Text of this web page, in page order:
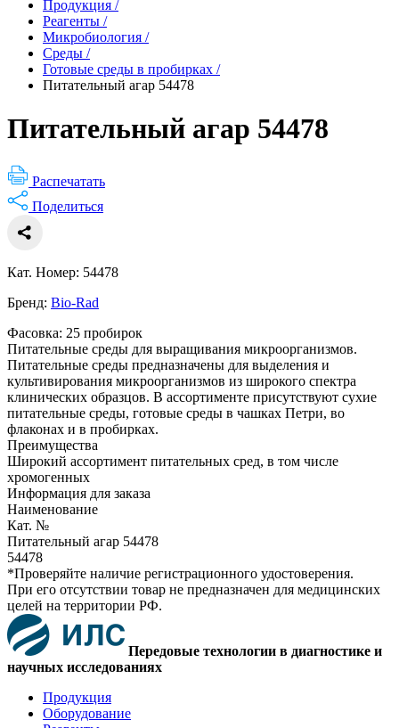
Продукция /
Реагенты /
Микробиология /
Среды /
Готовые среды в пробирках /
Питательный агар 54478
Питательный агар 54478
Распечатать
Поделиться
Кат. Номер: 54478
Бренд: Bio-Rad
Фасовка: 25 пробирок
Питательные среды для выращивания микроорганизмов.
Питательные среды предназначены для выделения и
культивирования микроорганизмов из широкого спектра
клинических образцов. В ассортименте присутствуют сухие
питательные среды, готовые среды в чашках Петри, во
флаконах и в пробирках.
Преимущества
Широкий ассортимент питательных сред, в том числе
хромогенных
Информация для заказа
Наименование
Кат. №
Питательный агар 54478
54478
*Проверяйте наличие регистрационного удостоверения.
При его отсутствии товар не предназначен для медицинских
целей на территории РФ.
Передовые технологии в диагностике и
научных исследованиях
Продукция
Оборудование